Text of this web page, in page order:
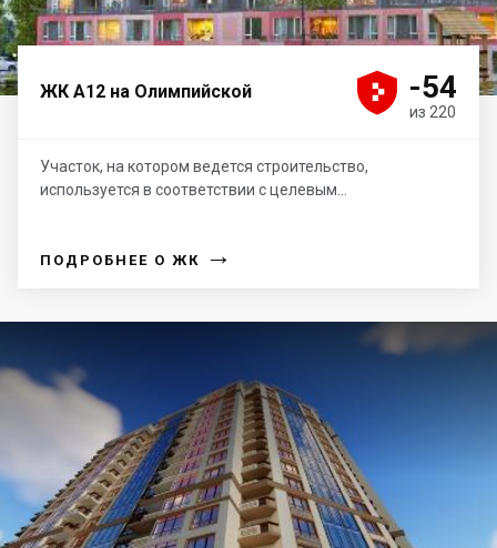
ЖК А12 на Олимпийской 



 -54
из 220
Участок, на котором ведется строительство,
используется в соответствии с целевым...
ПОДРОБНЕЕ О ЖК →